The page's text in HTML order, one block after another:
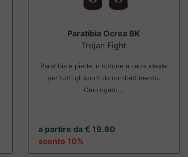
Paratibia Ocrea BK
Trojan Fight
Paratibia e piede in cotone a calza ideale
per tutti gli sport da combattimento.
Omologato...
a partire da € 19.80
sconto 10%